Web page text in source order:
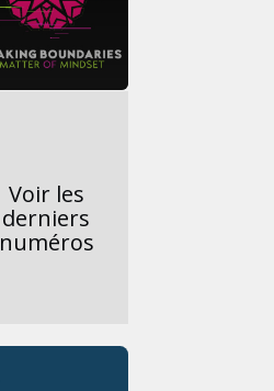
Voir les
derniers
numéros